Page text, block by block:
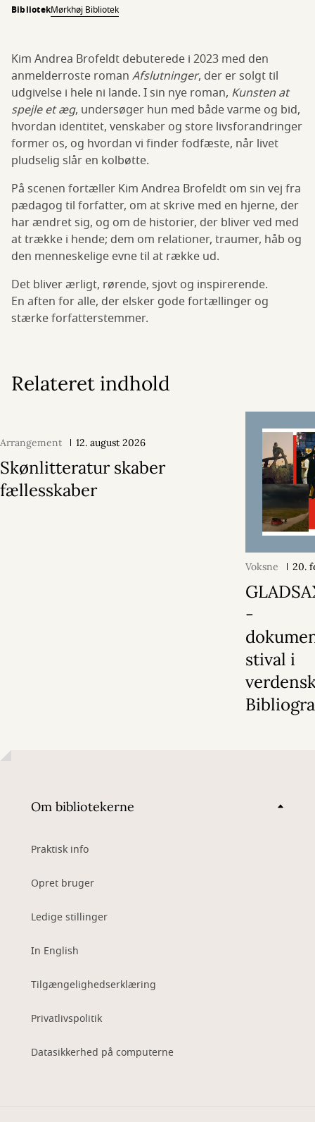
BibliotekMørkhøj Bibliotek
Kim Andrea Brofeldt debuterede i 2023 med den
anmelderroste roman Afslutninger, der er solgt til
udgivelse i hele ni lande. I sin nye roman, Kunsten at
spejle et æg, undersøger hun med både varme og bid,
hvordan identitet, venskaber og store livsforandringer
former os, og hvordan vi finder fodfæste, når livet
pludselig slår en kolbøtte.
På scenen fortæller Kim Andrea Brofeldt om sin vej fra
pædagog til forfatter, om at skrive med en hjerne, der
har ændret sig, og om de historier, der bliver ved med
at trække i hende; dem om relationer, traumer, håb og
den menneskelige evne til at række ud.
Det bliver ærligt, rørende, sjovt og inspirerende.
En aften for alle, der elsker gode fortællinger og
stærke forfatterstemmer.
Relateret indhold
Arrangement 12. august 2026
Skønlitteratur skaber
fællesskaber
Voksne 20.
-
stival i
Om bibliotekerne
Praktisk info
Opret bruger
Ledige stillinger
In English
Tilgængelighedserklæring
Privatlivspolitik
Datasikkerhed på computerne